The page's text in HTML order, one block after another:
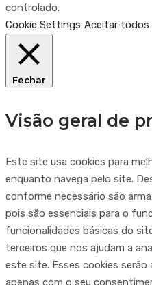
controlado.
Cookie Settings Aceitar todos
Fechar
Visão geral de
Este site usa cookies para
enquanto navega pelo site.
conforme necessário são
pois são essenciais para o
funcionalidades básicas do
terceiros que nos ajudam a
este site. Esses cookies